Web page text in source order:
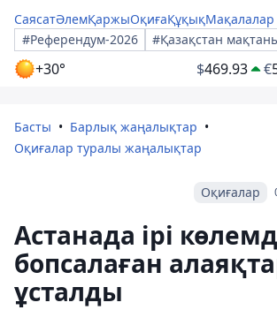
СаясатӘлемҚаржыОқиғаҚұқықМақалалар
#Референдум-2026
#Қазақстан
+30° $469.93 €
Басты
Барлық жаңалықтар
Оқиғалар туралы жаңалықтар
Оқиғалар
Астанада ірі
бопсалаған
ұсталды